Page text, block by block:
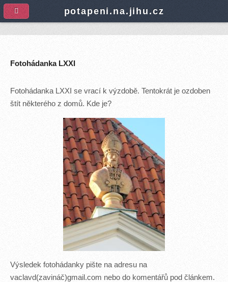
A
Fotohádanka LXXI
Fotohádanka LXXI se vrací k výzdobě. Tentokrát je ozdoben
štít některého z domů. Kde je?
Výsledek fotohádanky pište na adresu na
vaclavd(zavináč)gmail.com nebo do komentářů pod článkem.
potapeni.na.jihu.cz